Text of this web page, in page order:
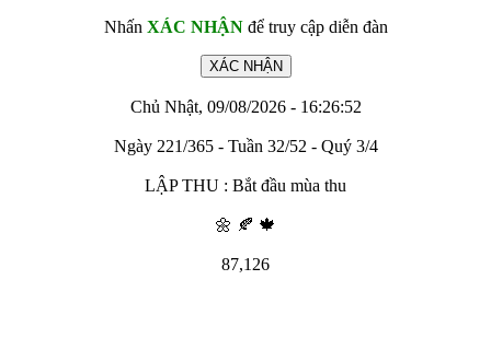
Nhấn XÁC NHẬNđể truy cập diễn đàn
Chủ Nhật, 09/08/2026 - 16:26:52
Ngày 221/365 - Tuần 32/52 - Quý 3/4
LẬP THU : Bắt đầu mùa thu
🌼 🍂 🍁
87,126